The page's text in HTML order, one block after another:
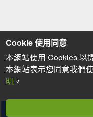
Cookie 使用同意
本網站使用 Cookies 以
本網站表示您同意我們
明 。